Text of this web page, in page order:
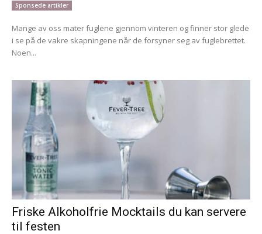
Sponsede artikler
Mange av oss mater fuglene gjennom vinteren og finner stor glede
i se på de vakre skapningene når de forsyner seg av fuglebrettet.
Noen...
Friske Alkoholfrie Mocktails du kan servere
til festen